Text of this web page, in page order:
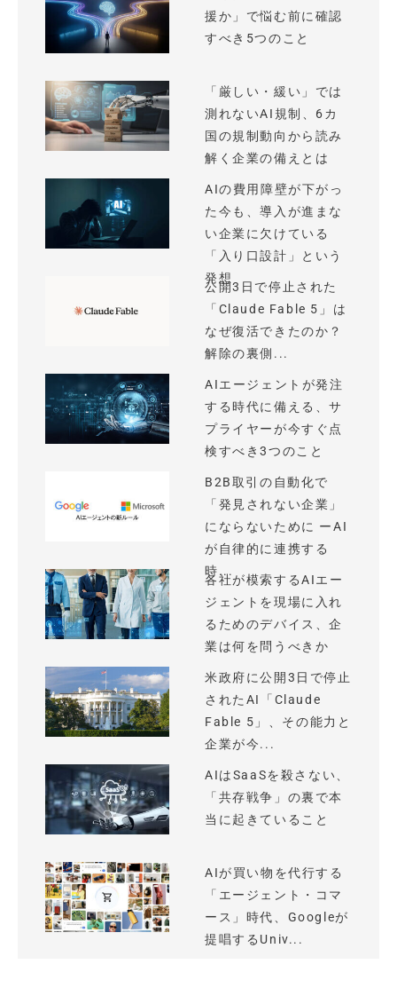
援か」で悩む前に確認
すべき5つのこと
「厳しい・緩い」では
測れないAI規制、6カ
国の規制動向から読み
解く企業の備えとは
AIの費用障壁が下がっ
た今も、導入が進まな
い企業に欠けている
「入り口設計」という
発想
公開3日で停止された
「Claude Fable 5」は
なぜ復活できたのか？
解除の裏側...
AIエージェントが発注
する時代に備える、サ
プライヤーが今すぐ点
検すべき3つのこと
B2B取引の自動化で
「発見されない企業」
にならないために ーAI
が自律的に連携する
時...
各社が模索するAIエー
ジェントを現場に入れ
るためのデバイス、企
業は何を問うべきか
米政府に公開3日で停止
されたAI「Claude
Fable 5」、その能力と
企業が今...
AIはSaaSを殺さない、
「共存戦争」の裏で本
当に起きていること
AIが買い物を代行する
「エージェント・コマ
ース」時代、Googleが
提唱するUniv...